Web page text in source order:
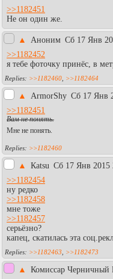
>>1182451
Не он один же.
▲ Аноним Сб 17 Янв
>>1182452
я тебе фоточку принёс, в
>>1182460 >>1182464
▲ АrmorShy Сб 17 Янв
>>1182451
Вам не понять.
Мне не понять.
>>1182460
▲ Каtsu Сб 17 Янв 2015
>>1182454
ну редко
>>1182458
мне тоже
>>1182457
серьёзно?
капец, скатилась эта
>>1182463 >>1182473
▲ Комиссар Черничный